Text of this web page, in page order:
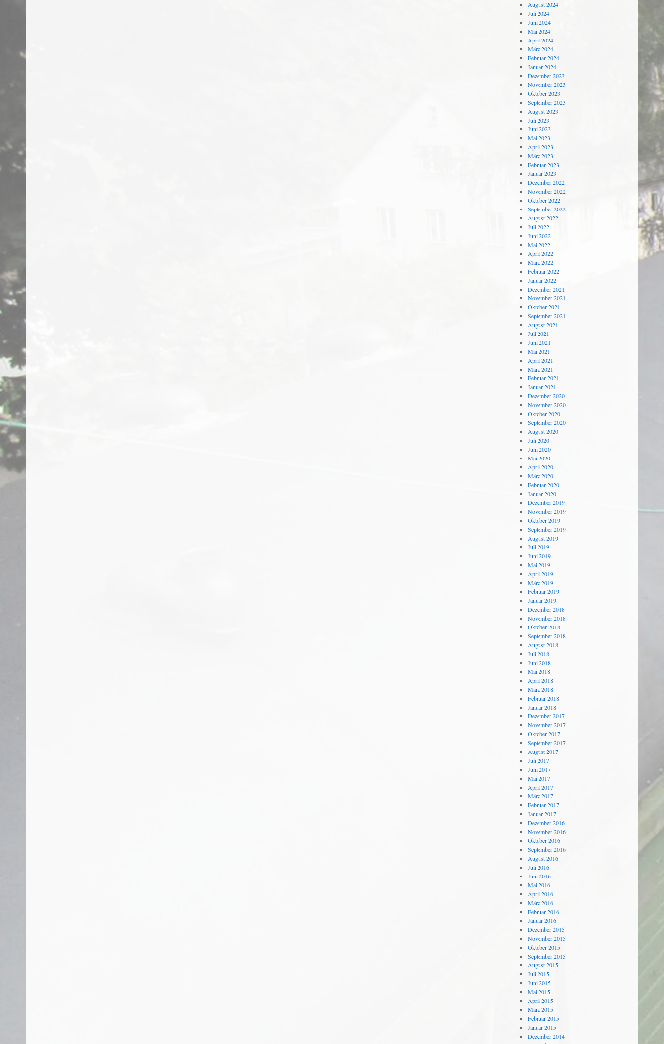
August 2024
Juli 2024
Juni 2024
Mai 2024
April 2024
März 2024
Februar 2024
Januar 2024
Dezember 2023
November 2023
Oktober 2023
September 2023
August 2023
Juli 2023
Juni 2023
Mai 2023
April 2023
März 2023
Februar 2023
Januar 2023
Dezember 2022
November 2022
Oktober 2022
September 2022
August 2022
Juli 2022
Juni 2022
Mai 2022
April 2022
März 2022
Februar 2022
Januar 2022
Dezember 2021
November 2021
Oktober 2021
September 2021
August 2021
Juli 2021
Juni 2021
Mai 2021
April 2021
März 2021
Februar 2021
Januar 2021
Dezember 2020
November 2020
Oktober 2020
September 2020
August 2020
Juli 2020
Juni 2020
Mai 2020
April 2020
März 2020
Februar 2020
Januar 2020
Dezember 2019
November 2019
Oktober 2019
September 2019
August 2019
Juli 2019
Juni 2019
Mai 2019
April 2019
März 2019
Februar 2019
Januar 2019
Dezember 2018
November 2018
Oktober 2018
September 2018
August 2018
Juli 2018
Juni 2018
Mai 2018
April 2018
März 2018
Februar 2018
Januar 2018
Dezember 2017
November 2017
Oktober 2017
September 2017
August 2017
Juli 2017
Juni 2017
Mai 2017
April 2017
März 2017
Februar 2017
Januar 2017
Dezember 2016
November 2016
Oktober 2016
September 2016
August 2016
Juli 2016
Juni 2016
Mai 2016
April 2016
März 2016
Februar 2016
Januar 2016
Dezember 2015
November 2015
Oktober 2015
September 2015
August 2015
Juli 2015
Juni 2015
Mai 2015
April 2015
März 2015
Februar 2015
Januar 2015
Dezember 2014